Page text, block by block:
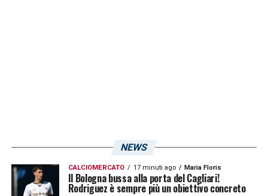
NEWS
CALCIOMERCATO 17 minuti ago Maria Floris
Il Bologna bussa alla porta del Cagliari!
Rodriguez è sempre più un obiettivo concreto